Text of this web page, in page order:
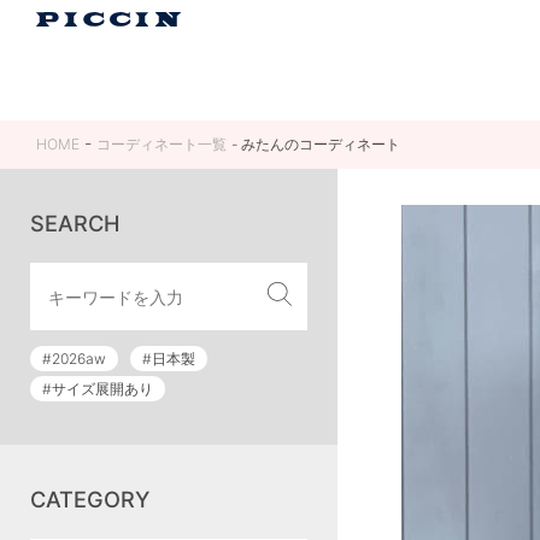
HOME コーディネート一覧 みたんのコーディネート
SEARCH
#2026aw
#日本製
#サイズ展開あり
CATEGORY